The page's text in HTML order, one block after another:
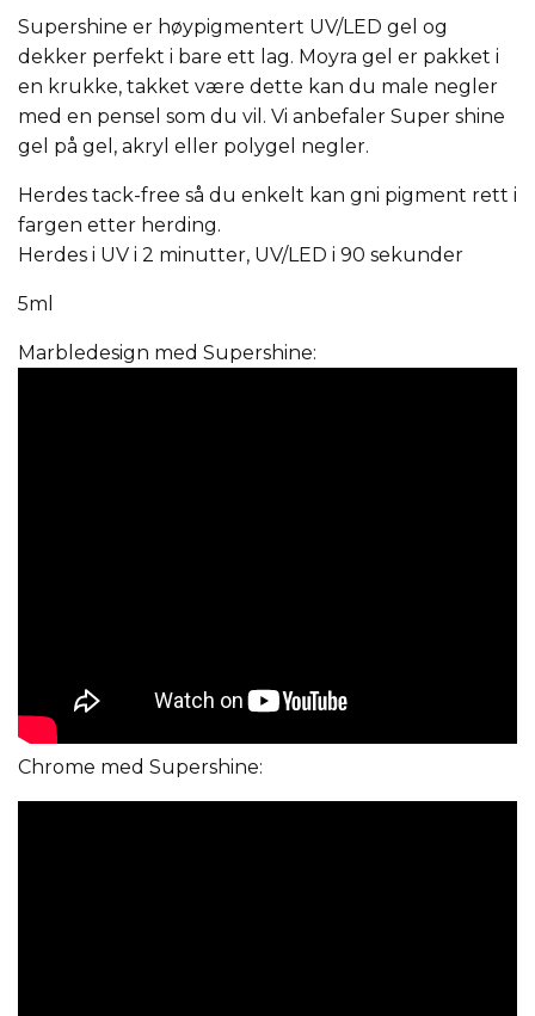
Supershine er høypigmentert UV/LED gel og
dekker perfekt i bare ett lag. Moyra gel er pakket i
en krukke, takket være dette kan du male negler
med en pensel som du vil. Vi anbefaler Super shine
gel på gel, akryl eller polygel negler.
Herdes tack-free så du enkelt kan gni pigment rett i
fargen etter herding.
Herdes i UV i 2 minutter, UV/LED i 90 sekunder
5ml
Marbledesign med Supershine:
Chrome med Supershine: